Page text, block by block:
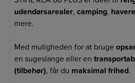
udendørsarealer, camping,
mere.
Med muligheden for at bruge
en sugeslange eller en
(tilbehør), får du maksimal frihed.